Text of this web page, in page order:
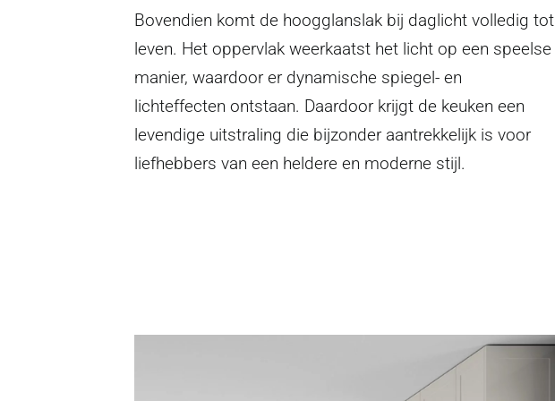
Bovendien komt de hoogglanslak bij daglicht volledig tot
leven. Het oppervlak weerkaatst het licht op een speelse
manier, waardoor er dynamische spiegel- en
lichteffecten ontstaan. Daardoor krijgt de keuken een
levendige uitstraling die bijzonder aantrekkelijk is voor
liefhebbers van een heldere en moderne stijl.